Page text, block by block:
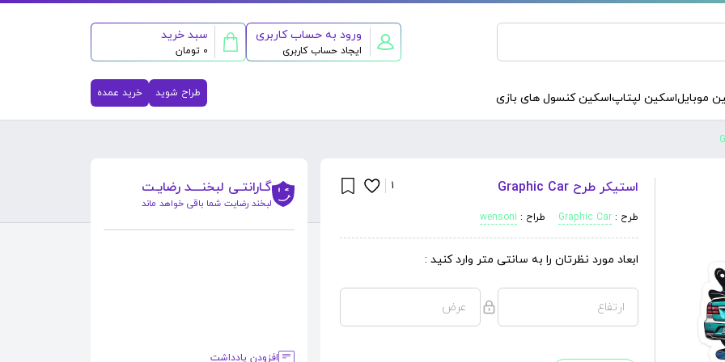
ورود به حساب کاربری
ایجاد حساب کاربری
سبد خرید
0 تومان
موبایلاسکین لپتاپاسکین کنسول های بازی طراح شوید خرید عمده
1 استیکر طرح Graphic Car
طرح : Graphic Car طراح : wensoni
ابعاد مورد نظرتان را به سانتی متر وارد کنید :
گـارانتـی لبخنــــد رضایـت
لبخند رضایت شما باقی خواهد ماند
افزودن یادداشت